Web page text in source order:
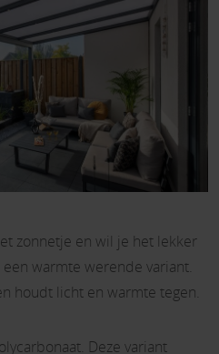
zonnetje en wil je het lekker
warmte werende variant.
houdt licht en warmte tegen.
Deze variant